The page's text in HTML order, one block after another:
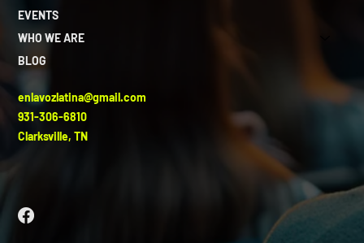
EVENTS
WHO WE ARE
BLOG
enlavozlatina@gmail.com
931-306-6810
Clarksville, TN